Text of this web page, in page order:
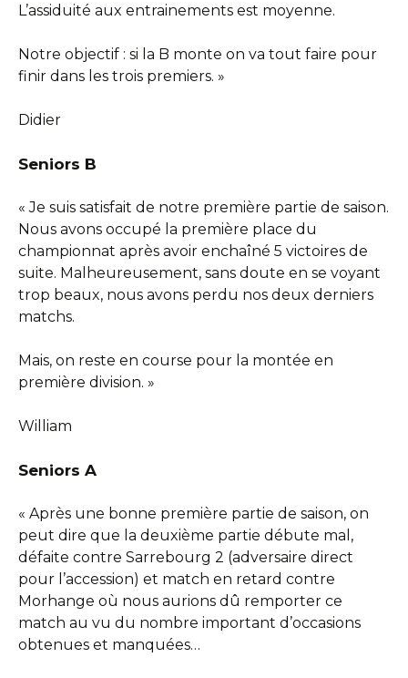
L’assiduité aux entrainements est moyenne.
Notre objectif : si la B monte on va tout faire pour
finir dans les trois premiers. »
Didier
Seniors B
« Je suis satisfait de notre première partie de saison.
Nous avons occupé la première place du
championnat après avoir enchaîné 5 victoires de
suite. Malheureusement, sans doute en se voyant
trop beaux, nous avons perdu nos deux derniers
matchs.
Mais, on reste en course pour la montée en
première division. »
William
Seniors A
« Après une bonne première partie de saison, on
peut dire que la deuxième partie débute mal,
défaite contre Sarrebourg 2 (adversaire direct
pour l’accession) et match en retard contre
Morhange où nous aurions dû remporter ce
match au vu du nombre important d’occasions
obtenues et manquées…